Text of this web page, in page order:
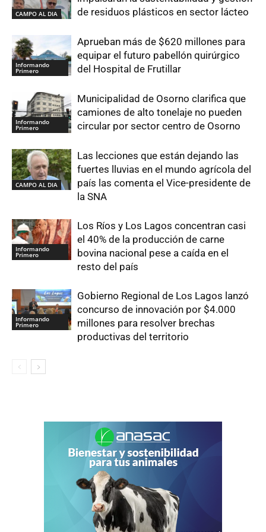
CAMPO AL DIA
de residuos plásticos en sector lácteo
Informando
Primero
Aprueban más de $620 millones para
equipar el futuro pabellón quirúrgico
del Hospital de Frutillar
Informando
Primero
Municipalidad de Osorno clarifica que
camiones de alto tonelaje no pueden
circular por sector centro de Osorno
CAMPO AL DIA
Las lecciones que están dejando las
fuertes lluvias en el mundo agrícola del
país las comenta el Vice-presidente de
la SNA
Informando
Primero
Los Ríos y Los Lagos concentran casi
el 40% de la producción de carne
bovina nacional pese a caída en el
resto del país
Informando
Primero
Gobierno Regional de Los Lagos lanzó
concurso de innovación por $4.000
millones para resolver brechas
productivas del territorio